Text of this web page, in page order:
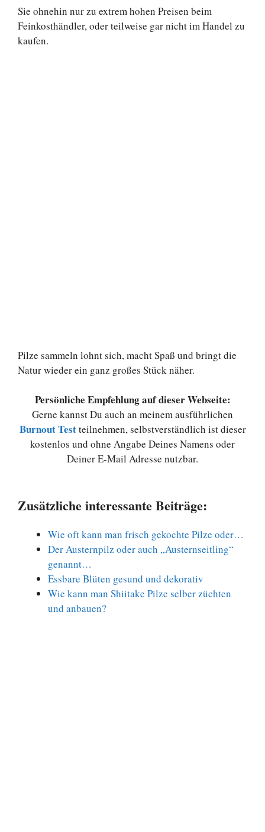
Sie ohnehin nur zu extrem hohen Preisen beim
Feinkosthändler, oder teilweise gar nicht im Handel zu
kaufen.
Pilze sammeln lohnt sich, macht Spaß und bringt die
Natur wieder ein ganz großes Stück näher.
Persönliche Empfehlung auf dieser Webseite:
Gerne kannst Du auch an meinem ausführlichen
Burnout Testteilnehmen, selbstverständlich ist dieser
kostenlos und ohne Angabe Deines Namens oder
Deiner E-Mail Adresse nutzbar.
Zusätzliche interessante Beiträge:
Wie oft kann man frisch gekochte Pilze oder…
Der Austernpilz oder auch „Austernseitling“
genannt…
Essbare Blüten gesund und dekorativ
Wie kann man Shiitake Pilze selber züchten
und anbauen?